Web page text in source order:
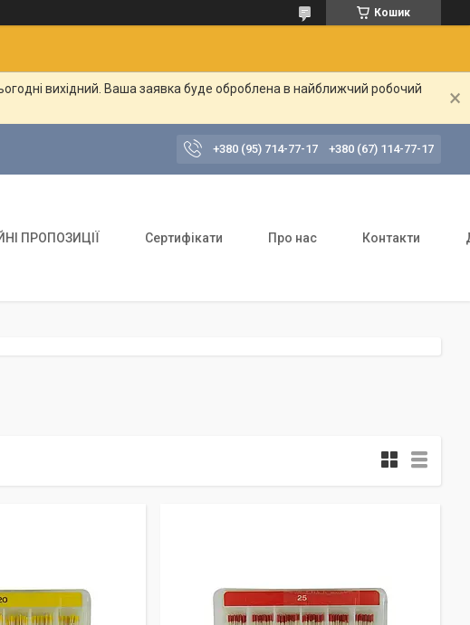
Кошик
вихідний. Ваша заявка буде оброблена в найближчий робочий
+380 (95) 714-77-17 +380 (67) 114-77-17
ПРОПОЗИЦІЇ Сертифікати Про нас Контакти